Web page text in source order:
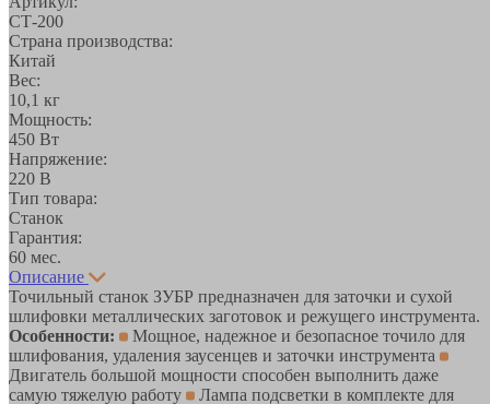
СТ-200
Страна производства:
Китай
Вес:
10,1 кг
Мощность:
450 Вт
Напряжение:
220 В
Тип товара:
Станок
Гарантия:
60 мес.
Описание
Точильный станок ЗУБР предназначен для заточки и сухой
шлифовки металлических заготовок и режущего инструмента.
Особенности:
Мощное, надежное и безопасное точило для
шлифования, удаления заусенцев и заточки инструмента
Двигатель большой мощности способен выполнить даже
самую тяжелую работу
Лампа подсветки в комплекте для